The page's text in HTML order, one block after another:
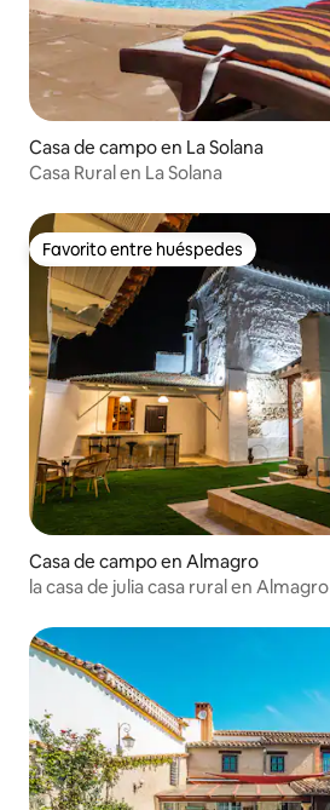
Casa de campo en La Solana
Casa Rural en La Solana
Favorito entre huéspedes
Favorito entre huéspedes
Casa de campo en Almagro
la casa de julia casa rural en Almagro